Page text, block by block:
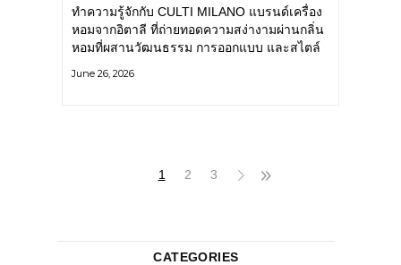
หอม ผสานสไตล์อันโดดเด่นอย่างลงตัว
ทำความรู้จักกับ CULTI MILANO แบรนด์เครื่อง
หอมจากอิตาลี ที่ถ่ายทอดความสง่างามผ่านกลิ่น
หอมที่ผสานวัฒนธรรม การออกแบบ และสไตล์
แบรนด์เครื่องหอมระดับลักชัวรีดีไซน์เอกลักษณ์
June 26, 2026
1 2 3
CATEGORIES